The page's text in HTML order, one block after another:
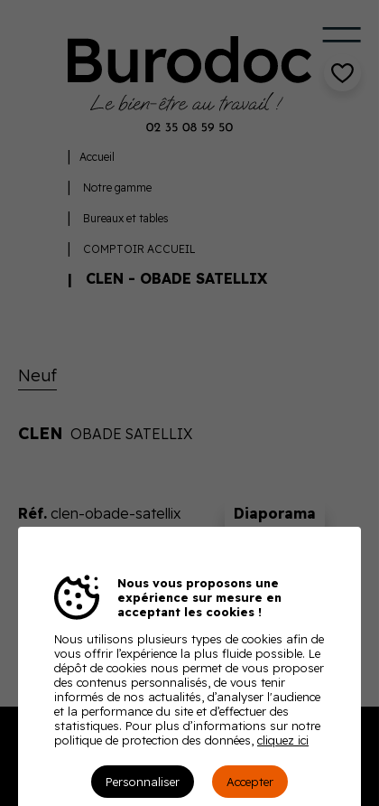
Accueil
Notre gamme
Bureaux et tables
COMPTOIR ACCUEIL
CLEN - OBADE SATELLIX
Neuf
CLEN OBADE SATELLIX
Réf. clen-obade-satellix
En ajoutant ce produit à votre panier, nous vous
enverrons un devis ajusté à votre besoin
Télécharger la fiche technique
Burodoc
Nous vous proposons une
expérience sur mesure en
acceptant les cookies !
Nous utilisons plusieurs types de cookies afin de
vous offrir l’expérience la plus fluide possible. Le
dépôt de cookies nous permet de vous proposer
des contenus personnalisés, de vous tenir
informés de nos actualités, d’analyser l'audience
et la performance du site et d’effectuer des
statistiques. Pour plus d’informations sur notre
politique de protection des données, cliquez ici
Personnaliser Accepter